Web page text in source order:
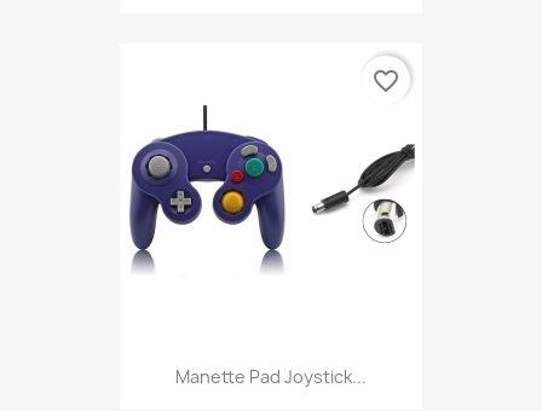
Manette Pad Joystick...
favorite_border